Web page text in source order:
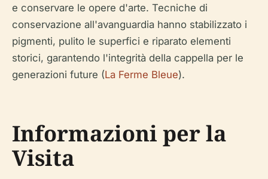
e conservare le opere d'arte. Tecniche di
conservazione all'avanguardia hanno stabilizzato i
pigmenti, pulito le superfici e riparato elementi
storici, garantendo l'integrità della cappella per le
generazioni future (La Ferme Bleue).
Informazioni per la
Visita